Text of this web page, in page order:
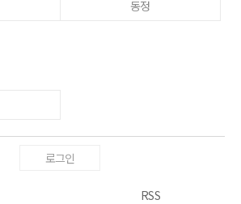
동정
로그인
RSS